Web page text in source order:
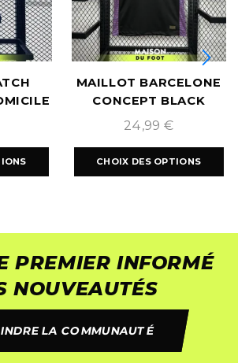
MAILLOT BARCELONE
CONCEPT BLACK
PURPLE 2024/2025
24,99 €
CHOIX DES OPTIONS
PREMIER INFORMÉ
NOUVEAUTÉS
LA COMMUNAUTÉ